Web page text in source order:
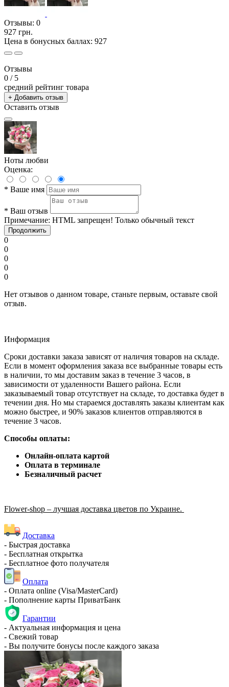
Отзывы: 0
927 грн.
Цена в бонусных баллах: 927
Отзывы
0 / 5
средний рейтинг товара
+ Добавить отзыв
Оставить отзыв
Ноты любви
Оценка:
* Ваше имя
* Ваш отзыв
Примечание: HTML запрещен! Только обычный текст
Продолжить
0
0
0
0
0
Нет отзывов о данном товаре, станьте первым, оставьте свой
отзыв.
Информация
Сроки доставки заказа зависят от наличия товаров на складе.
Если в момент оформления заказа все выбранные товары есть
в наличии, то мы доставим заказ в течение 3 часов, в
зависимости от удаленности Вашего района. Если
заказываемый товар отсутствует на складе, то доставка будет в
течении дня. Но мы стараемся доставлять заказы клиентам как
можно быстрее, и 90% заказов клиентов отправляются в
течение 3 часов.
Способы оплаты:
Онлайн-оплата картой
Оплата в терминале
Безналичный расчет
Flower-shop – лучшая доставка цветов по Украине.
Доставка
- Быстрая доставка
- Бесплатная открытка
- Бесплатное фото получателя
Оплата
- Оплата online (Visa/MasterCard)
- Пополнение карты ПриватБанк
Гарантии
- Актуальная информация и цена
- Свежий товар
- Вы получите бонусы после каждого заказа